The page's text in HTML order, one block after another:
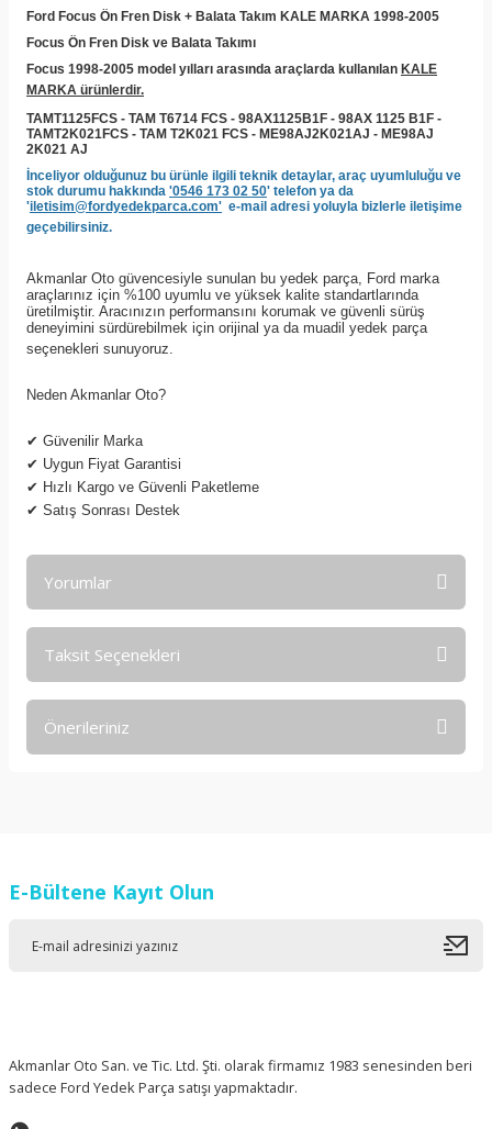
Ford Focus Ön Fren Disk + Balata Takım KALE MARKA 1998-2005
Focus Ön Fren Disk ve Balata Takımı
Focus 1998-2005 model yılları arasında araçlarda kullanılan KALE
MARKA ürünlerdir.
TAMT1125FCS - TAM T6714 FCS - 98AX1125B1F - 98AX 1125 B1F -
TAMT2K021FCS - TAM T2K021 FCS - ME98AJ2K021AJ - ME98AJ
2K021 AJ
İnceliyor olduğunuz bu ürünle ilgili teknik detaylar, araç uyumluluğu ve
stok durumu hakkında '0546 173 02 50' telefon ya da
'iletisim@fordyedekparca.com' e-mail adresi yoluyla bizlerle iletişime
geçebilirsiniz.
Akmanlar Oto güvencesiyle sunulan bu yedek parça, Ford marka
araçlarınız için %100 uyumlu ve yüksek kalite standartlarında
üretilmiştir. Aracınızın performansını korumak ve güvenli sürüş
deneyimini sürdürebilmek için orijinal ya da muadil yedek parça
seçenekleri sunuyoruz.
Neden Akmanlar Oto?
✔ Güvenilir Marka
✔ Uygun Fiyat Garantisi
✔ Hızlı Kargo ve Güvenli Paketleme
✔ Satış Sonrası Destek
Yorumlar
Taksit Seçenekleri
Önerileriniz
Ürün resmi kalitesiz, bozuk veya görüntülenemiyor.
E-Bültene Kayıt Olun
Akmanlar Oto San. ve Tic. Ltd. Şti. olarak firmamız 1983 senesinden beri
sadece Ford Yedek Parça satışı yapmaktadır.